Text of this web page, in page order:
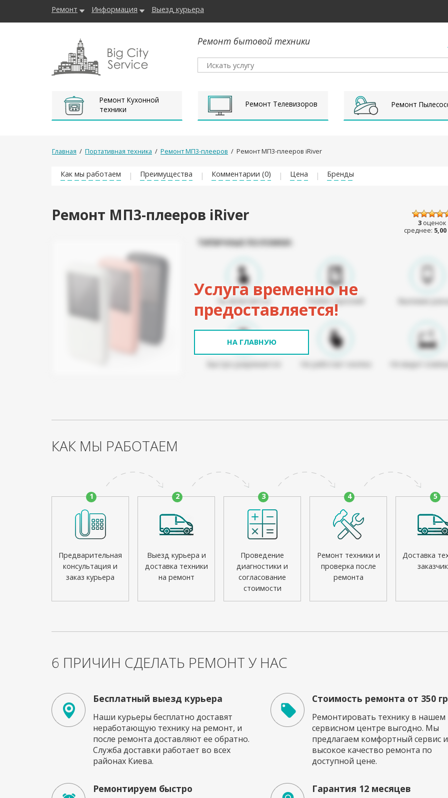
Ремонт Информация Выезд курьера
Ремонт бытовой техники
Ремонт Кухонной
техники
Ремонт Телевизоров Ремонт
Главная / Портативная техника / Ремонт МП3-плееров / Ремонт МП3-плееров iRiver
Как мы работаем Преимущества Комментарии (0) Цена Бренды
Ремонт МП3-плееров iRiver 3 оценок
среднее: 5,00
Услуга временно не
предоставляется!
НА ГЛАВНУЮ
ТИПИЧНЫЕ ПОЛОМКИ:
Не включается Разбит дисплей Выломан
Не видит
КАК МЫ РАБОТАЕМ
1
Предварительная
консультация и
заказ курьера
2
Выезд курьера и
доставка техники
на ремонт
3
Проведение
диагностики и
согласование
стоимости
4
Ремонт техники и
проверка после
ремонта
5
Доставка
6 ПРИЧИН СДЕЛАТЬ РЕМОНТ У НАС
Бесплатный выезд курьера
Наши курьеры бесплатно доставят
неработающую технику на ремонт, и
после ремонта доставляют ее обратно.
Служба доставки работает во всех
районах Киева.
Стоимость ремонта от 350
Ремонтировать технику в нашем
сервисном центре выгодно. Мы
предлагаем комфортный сервис и
высокое качество ремонта по
доступной цене.
Ремонтируем быстро Гарантия 12 месяцев